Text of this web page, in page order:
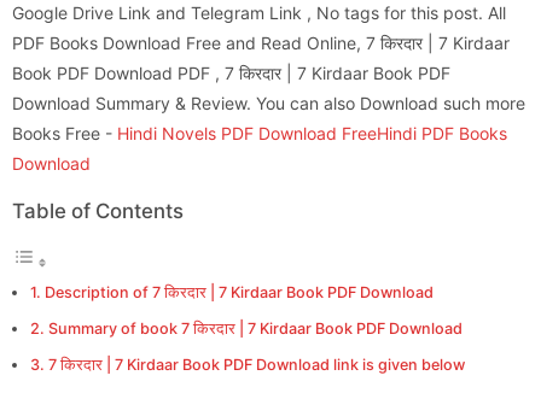
Google Drive Link and Telegram Link , No tags for this post. All
PDF Books Download Free and Read Online, 7 किरदार | 7 Kirdaar
Book PDF Download PDF , 7 किरदार | 7 Kirdaar Book PDF
Download Summary & Review. You can also Download such more
Books Free - Hindi Novels PDF Download FreeHindi PDF Books
Download
Table of Contents
Description of 7 किरदार | 7 Kirdaar Book PDF Download
Summary of book 7 किरदार | 7 Kirdaar Book PDF Download
7 किरदार | 7 Kirdaar Book PDF Download link is given below